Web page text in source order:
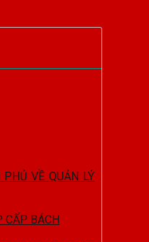
VỀ QUẢN LÝ
CẤP BÁCH